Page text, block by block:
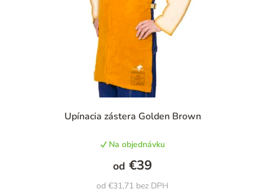
Upínacia zástera Golden Brown
Na objednávku
od €31,71 bez DPH
od €39